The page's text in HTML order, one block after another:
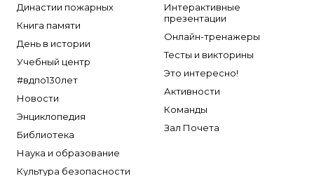
Династии пожарных
Книга памяти
День в истории
Учебный центр
#вдпо130лет
Новости
Энциклопедия
Библиотека
Наука и образование
Культура безопасности
Интерактивные
презентации
Онлайн-тренажеры
Тесты и викторины
Это интересно!
Активности
Команды
Зал Почета